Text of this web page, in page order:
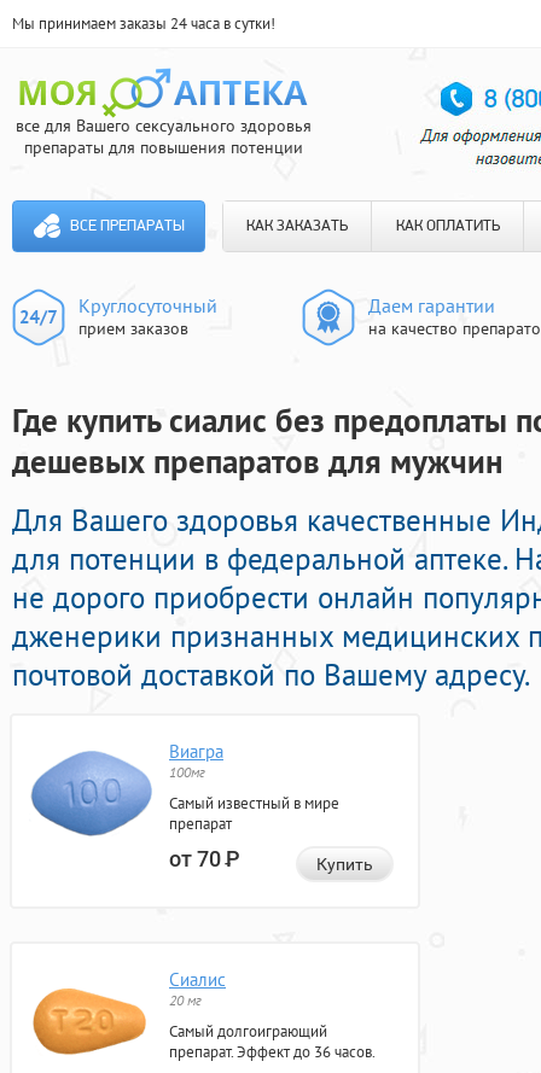
Мы принимаем заказы 24 часа в сутки!
все для Вашего сексуального здоровья
препараты для повышения потенции
ВСЕ ПРЕПАРАТЫ КАК ЗАКАЗАТЬ КАК ОПЛАТИТЬ
Круглосуточный
прием заказов
Даем гарантии
на качество
Где купить сиалис без предоплаты
дешевых препаратов для мужчин
Для Вашего здоровья качественные
для потенции в федеральной аптеке.
не дорого приобрести онлайн
дженерики признанных медицинских
почтовой доставкой по Вашему адресу.
Виагра
100мг
Самый известный в мире
препарат
от 70Р Купить
Сиалис
20 мг
Самый долгоиграющий
препарат. Эффект до 36 часов.